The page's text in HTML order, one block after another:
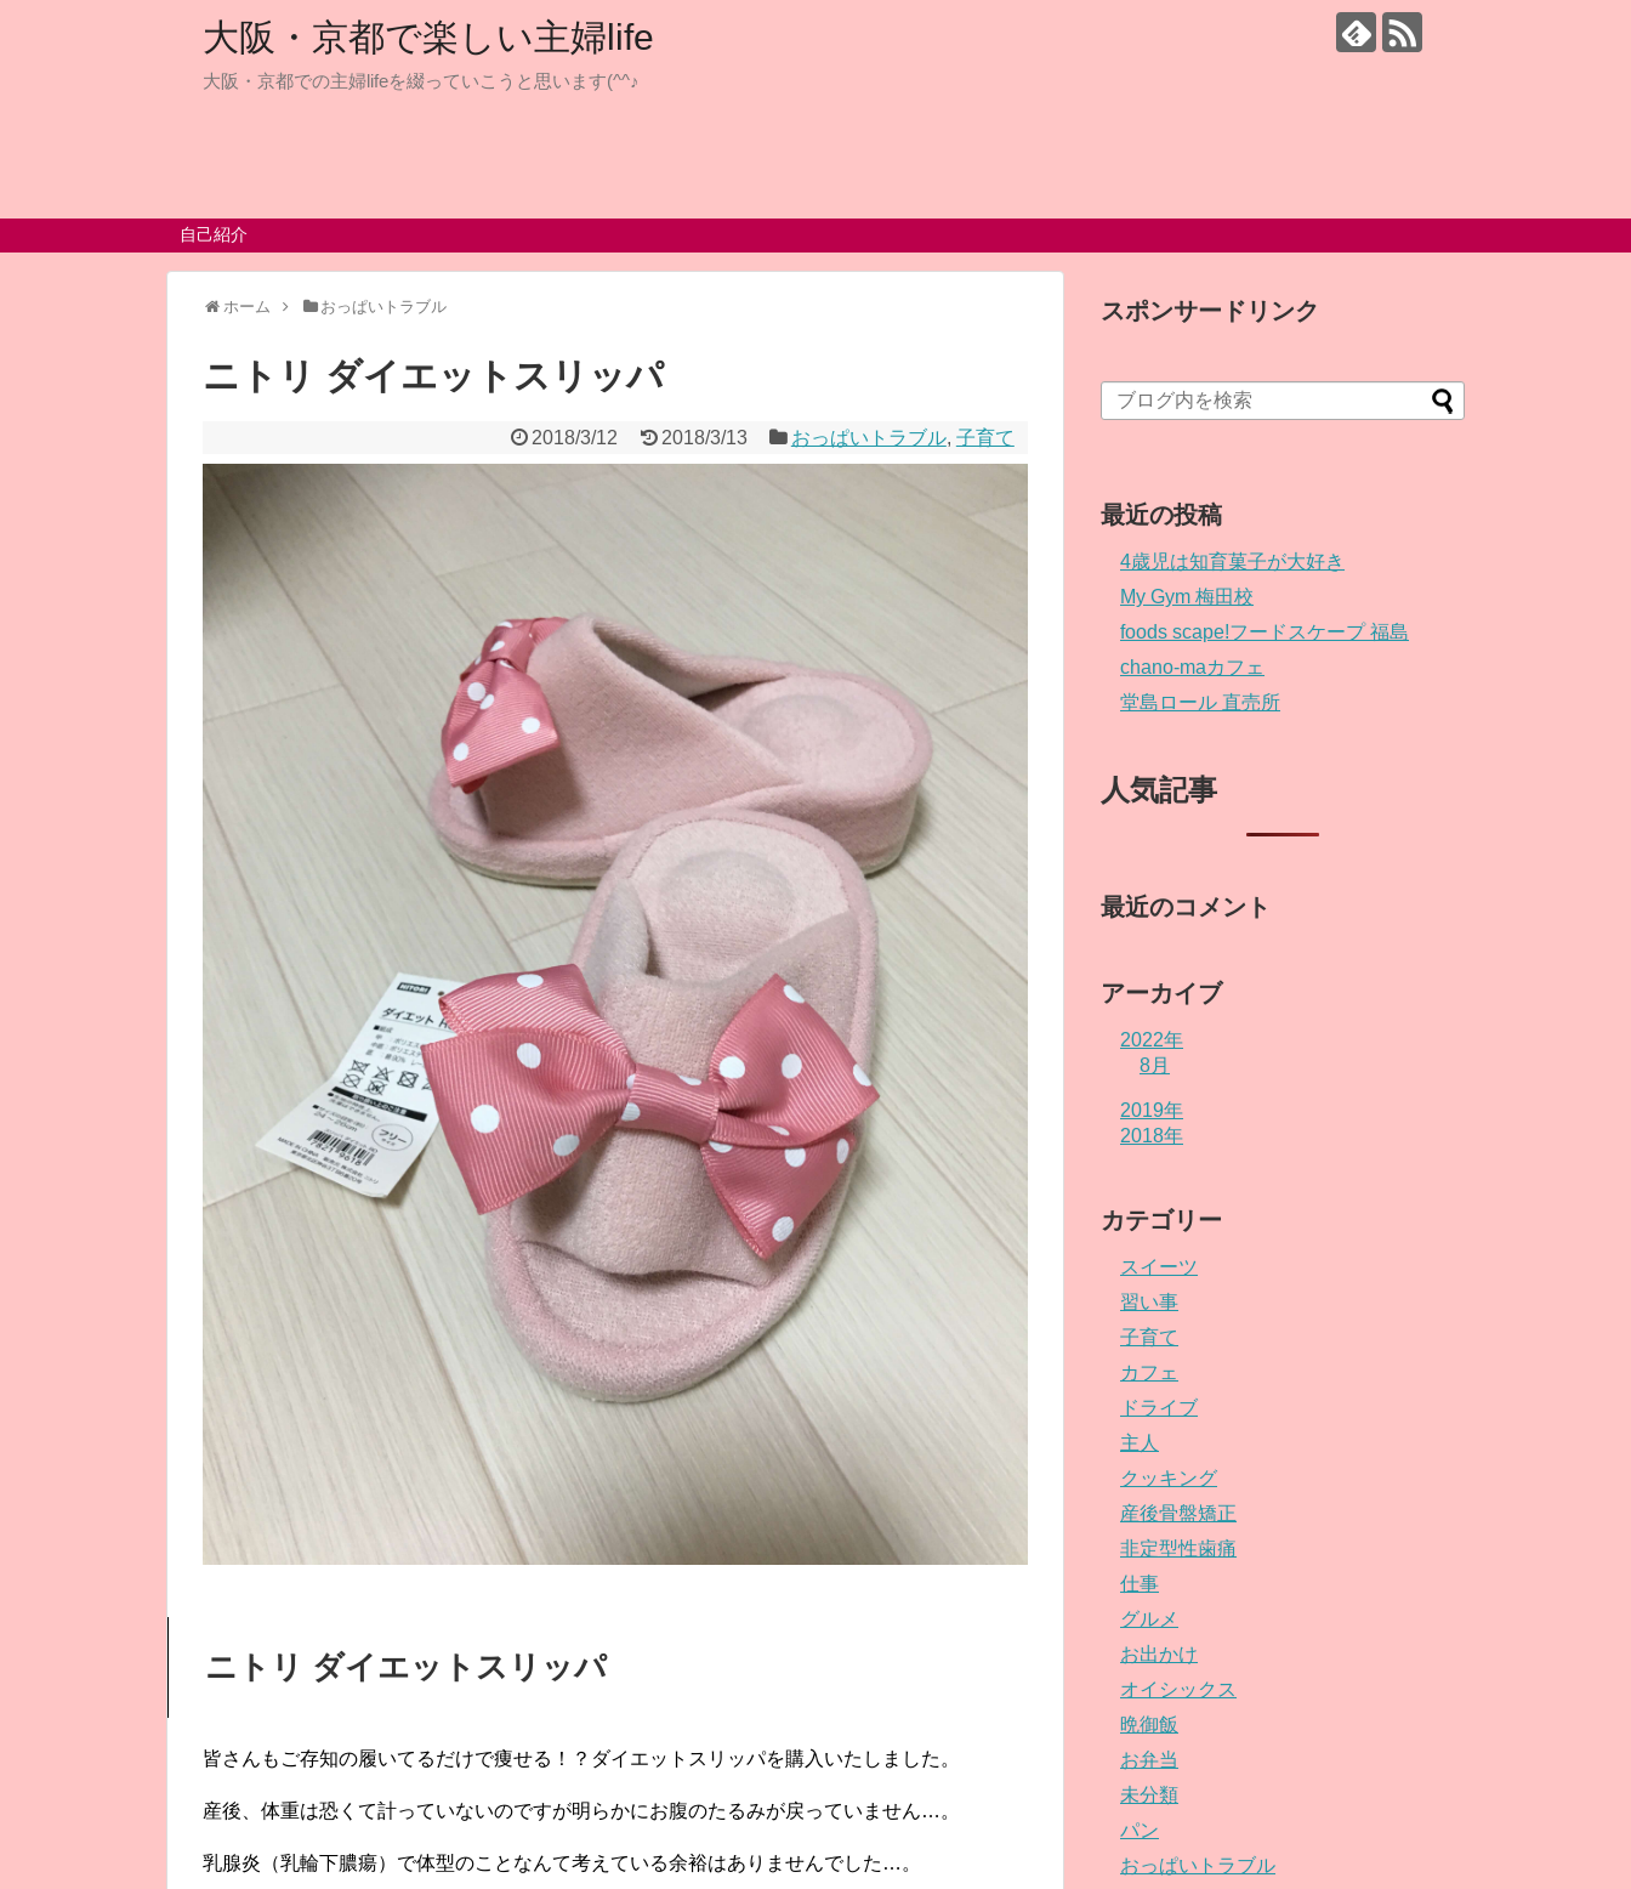
大阪・京都で楽しい主婦life
大阪・京都での主婦lifeを綴っていこうと思います(^^♪
自己紹介
ホーム おっぱいトラブル
ニトリ ダイエットスリッパ
2018/3/12 2018/3/13 おっぱいトラブル, 子育て
ニトリ ダイエットスリッパ
皆さんもご存知の履いてるだけで痩せる！？ダイエットスリッパを購入いたしました。
産後、体重は恐くて計っていないのですが明らかにお腹のたるみが戻っていません…。
乳腺炎（乳輪下膿瘍）で体型のことなんて考えている余裕はありませんでした…。
スポンサードリンク
最近の投稿
4歳児は知育菓子が大好き
My Gym 梅田校
foods scape!フードスケープ 福島
chano-maカフェ
堂島ロール 直売所
人気記事
最近のコメント
アーカイブ
2022年
8月
2019年
2018年
カテゴリー
スイーツ
習い事
子育て
カフェ
ドライブ
主人
クッキング
産後骨盤矯正
非定型性歯痛
仕事
グルメ
お出かけ
オイシックス
晩御飯
お弁当
未分類
パン
おっぱいトラブル